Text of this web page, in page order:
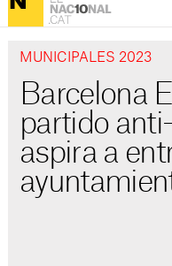
MUNICIPALES 2023
Barcelona
partido
aspira a